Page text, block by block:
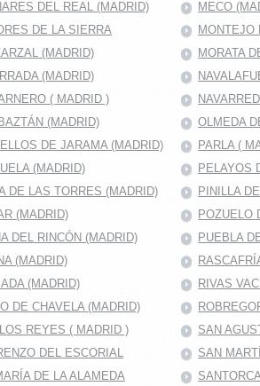
DEL REAL (MADRID)
MECO
DE LA SIERRA
MONTEJO
(MADRID)
MORATA
(MADRID)
( MADRID )
(MADRID)
OLMEDA
DE JARAMA (MADRID)
PARLA (
(MADRID)
PELAYOS
DE LAS TORRES (MADRID)
PINILLA
(MADRID)
POZUELO
DEL RINCÓN (MADRID)
PUEBLA
(MADRID)
(MADRID)
RIVAS
DE CHAVELA (MADRID)
REYES ( MADRID )
SAN
DEL ESCORIAL
SAN
DE LA ALAMEDA